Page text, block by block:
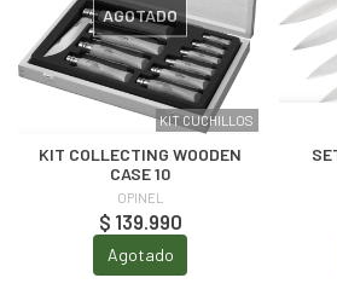
KIT CUCHILLOS
AGOTADO
KIT COLLECTING WOODEN
CASE 10
OPINEL
$ 139.990
Agotado